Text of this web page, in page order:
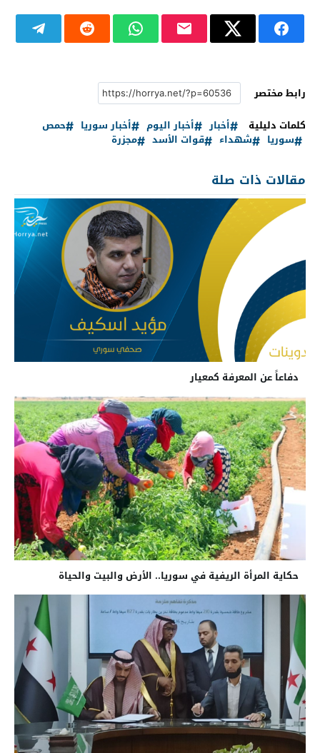
رابط مختصر
كلمات دليلية
أخبار أخبار اليوم أخبار سوريا
حمص
سوريا
شهداء قوات الأسد مجزرة
مقالات ذات صلة
دفاعاً عن المعرفة كمعيار
حكاية المرأة الريفية في سوريا.. الأرض والبيت والحياة